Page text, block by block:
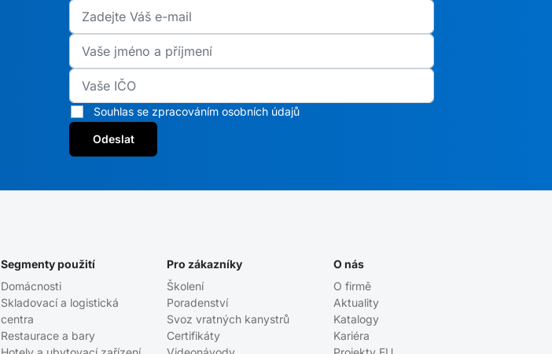
Souhlas se zpracováním osobních údajů
Odeslat
Segmenty použití
Domácnosti
Skladovací a logistická
centra
Restaurace a bary
Pro zákazníky
Školení
Poradenství
Svoz vratných kanystrů
Certifikáty
O nás
O firmě
Aktuality
Katalogy
Kariéra